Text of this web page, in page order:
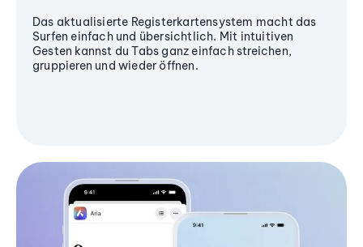
Das aktualisierte Registerkartensystem macht das
Surfen einfach und übersichtlich. Mit intuitiven
Gesten kannst du Tabs ganz einfach streichen,
gruppieren und wieder öffnen.